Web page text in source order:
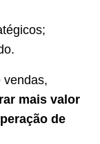
vendas,
mais valor
de